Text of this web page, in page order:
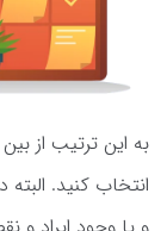
به این ترتیب از
انتخاب کنید.